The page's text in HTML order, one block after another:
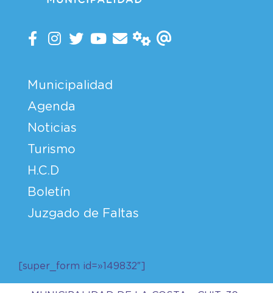
Municipalidad
Agenda
Noticias
Turismo
H.C.D
Boletín
Juzgado de Faltas
[super_form id=»149832″]